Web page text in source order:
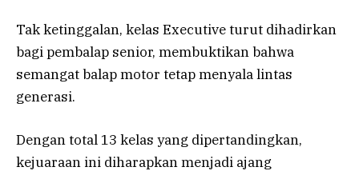
Tak ketinggalan, kelas Executive turut dihadirkan
bagi pembalap senior, membuktikan bahwa
semangat balap motor tetap menyala lintas
generasi.
Dengan total 13 kelas yang dipertandingkan,
kejuaraan ini diharapkan menjadi ajang